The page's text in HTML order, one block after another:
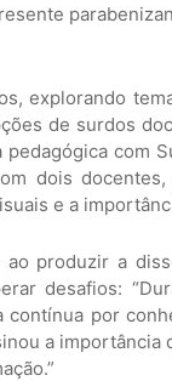
explorando
de surdos
com
dois
e a
produzir a
desafios:
por
a importância